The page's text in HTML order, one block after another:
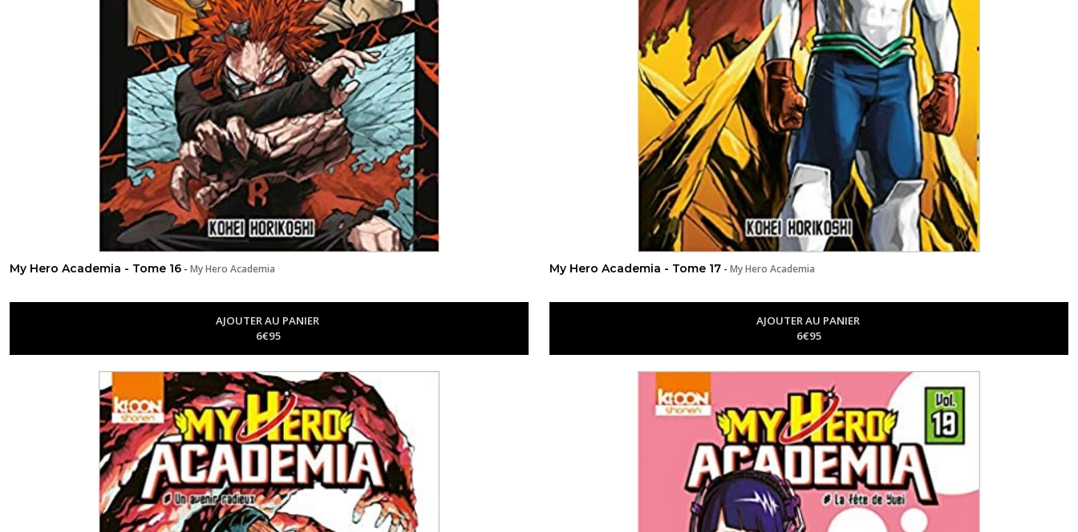
My Hero Academia - Tome 16 - My Hero Academia
AJOUTER AU PANIER
6€95
My Hero Academia - Tome 17 -My Hero Academia
AJOUTER AU PANIER
6€95